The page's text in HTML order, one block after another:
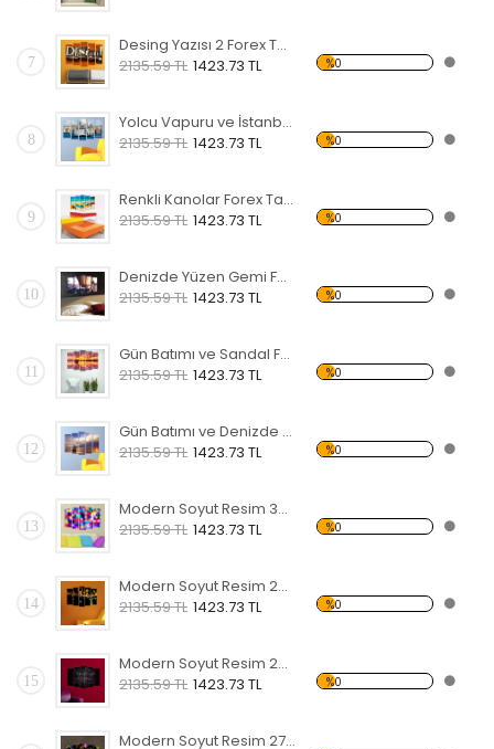
7
Desing Yazısı 2 Forex Tablo
2135.59 TL 1423.73 TL %0
8
Yolcu Vapuru ve İstanbul Forex Tablo
2135.59 TL 1423.73 TL %0
9
Renkli Kanolar Forex Tablo
2135.59 TL 1423.73 TL %0
10
Denizde Yüzen Gemi Forex Tablo
2135.59 TL 1423.73 TL %0
11
Gün Batımı ve Sandal Forex Tablo
2135.59 TL 1423.73 TL %0
12
Gün Batımı ve Denizde Yelkenli Forex Tablo
2135.59 TL 1423.73 TL %0
13
Modern Soyut Resim 30 Forex Tablo
2135.59 TL 1423.73 TL %0
14
Modern Soyut Resim 29 Forex Tablo
2135.59 TL 1423.73 TL %0
15
Modern Soyut Resim 28 Forex Tablo
2135.59 TL 1423.73 TL %0
Modern Soyut Resim 27 Forex Tablo